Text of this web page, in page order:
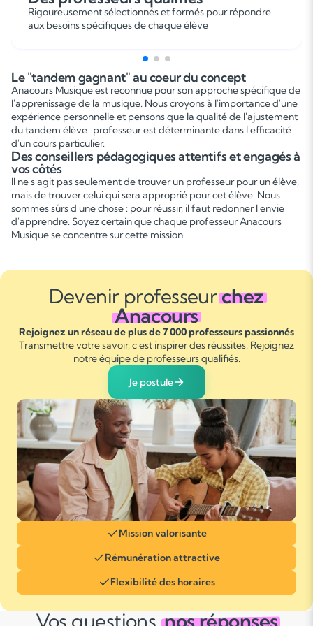
Rigoureusement sélectionnés et formés pour répondre
aux besoins spécifiques de chaque élève
Le "tandem gagnant" au coeur du concept
Anacours Musique est reconnue pour son approche spécifique de
l'apprenissage de la musique. Nous croyons à l'importance d'une
expérience personnelle et pensons que la qualité de l'ajustement
du tandem élève-professeur est déterminante dans l'efficacité
d'un cours particulier.
Des conseillers pédagogiques attentifs et engagés à
vos côtés
Il ne s'agit pas seulement de trouver un professeur pour un élève,
mais de trouver celui qui sera approprié pour cet élève. Nous
sommes sûrs d'une chose : pour réussir, il faut redonner l'envie
d'apprendre. Soyez certain que chaque professeur Anacours
Musique se concentre sur cette mission.
Devenir professeurchez
Anacours
Rejoignez un réseau de plus de 7 000 professeurs passionnés
Transmettre votre savoir, c'est inspirer des réussites. Rejoignez
notre équipe de professeurs qualifiés.
Je postule
Mission valorisante
Rémunération attractive
Flexibilité des horaires
Vos questions,nos réponses